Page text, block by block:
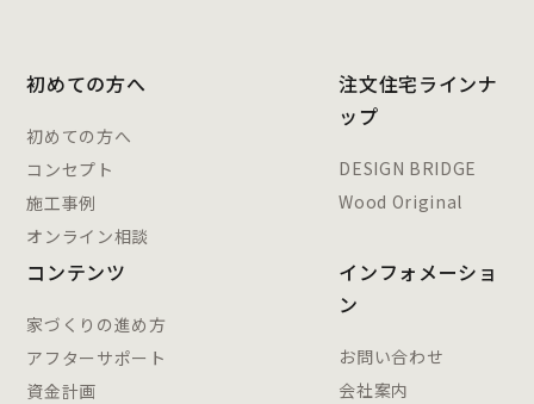
初めての方へ
初めての方へ
コンセプト
施工事例
オンライン相談
注文住宅ラインナ
ップ
DESIGN BRIDGE
Wood Original
コンテンツ
家づくりの進め方
アフターサポート
資金計画
インフォメーショ
ン
お問い合わせ
会社案内